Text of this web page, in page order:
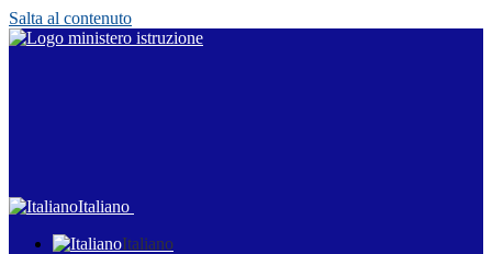
Salta al contenuto
Italiano
Italiano